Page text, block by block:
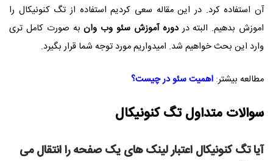
آن استفاده کرد. در این مقاله سعی کردیم استفاده از تگ کنونیکال را
اموزش بدهیم. البته دردوره آموزش سئو وب وانبه صورت کامل تری
وارد این بحث خواهیم شد. امیدواریم مورد توجه شما قرار بگیرد.
مطالعه بیشتر: اهمیت سئو در چیست؟
سوالات متداول تگ کنونیکال
آیا تگ کنونیکال اعتبار لینک های یک صفحه را انتقال می